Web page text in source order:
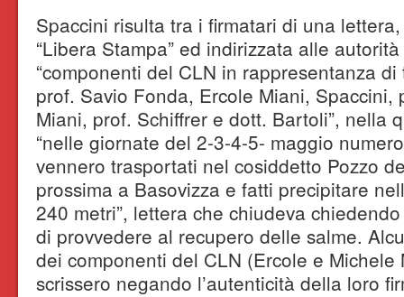
Spaccini risulta tra i firmatari di una
“Libera Stampa” ed indirizzata alle
“componenti del CLN in rappresentanza
prof. Savio Fonda, Ercole Miani, Spaccini,
Miani, prof. Schiffrer e dott. Bartoli”, nella
“nelle giornate del 2-3-4-5- maggio
vennero trasportati nel cosiddetto Pozzo
prossima a Basovizza e fatti precipitare
240 metri”, lettera che chiudeva
di provvedere al recupero delle salme.
dei componenti del CLN (Ercole e
scrissero negando l’autenticità della loro